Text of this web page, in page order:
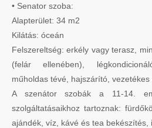
• Senator szoba:
Alapterület: 34 m2
Kilátás: óceán
Felszereltség: erkély vagy terasz,
(felár ellenében),
műholdas tévé, hajszárító, vezetékes
A szenátor szobák a 11-14.
szolgáltatásaikhoz tartoznak:
ajándék, víz, kávé és tea bekészítés,